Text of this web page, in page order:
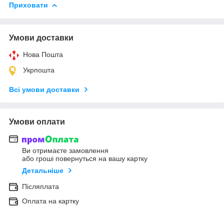
Приховати
Умови доставки
Нова Пошта
Укрпошта
Всі умови доставки
Умови оплати
Ви отримаєте замовлення
або гроші повернуться на вашу картку
Детальніше
Післяплата
Оплата на картку